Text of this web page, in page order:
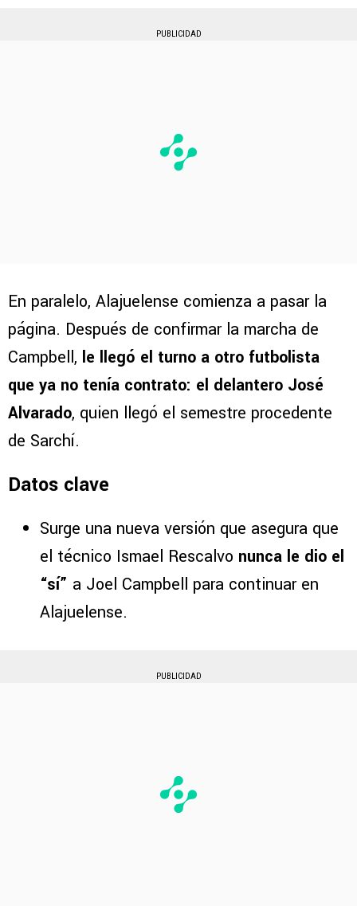
PUBLICIDAD
En paralelo, Alajuelense comienza a pasar la
página. Después de confirmar la marcha de
Campbell, le llegó el turno a otro futbolista
que ya no tenía contrato: el delantero José
Alvarado, quien llegó el semestre procedente
de Sarchí.
Datos clave
Surge una nueva versión que asegura que
el técnico Ismael Rescalvo nunca le dio el
“sí” a Joel Campbell para continuar en
Alajuelense.
PUBLICIDAD